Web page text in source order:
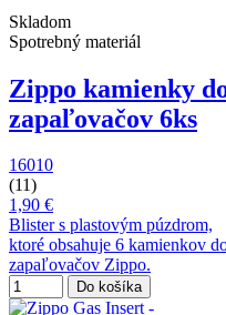
Skladom
Spotrebný materiál
Zippo kamienky
zapaľovačov 6ks
16010
(11)
1,90 €
Blister s plastovým púzdrom,
ktoré obsahuje 6 kamienkov
zapaľovačov Zippo.
Do košíka